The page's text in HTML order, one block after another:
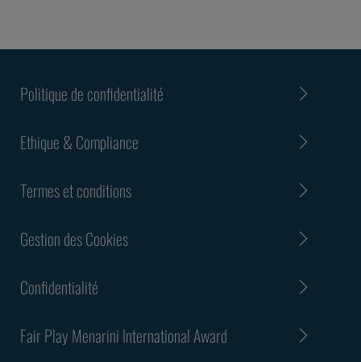
Politique de confidentialité
Ethique & Compliance
Termes et conditions
Gestion des Cookies
Confidentialité
Fair Play Menarini International Award